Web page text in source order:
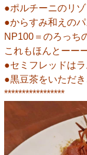
●ポルチーニのリゾ
●からすみ和えのパ
NP100＝のろっち
これもほんとーー
●セミフレッドはラ
●黒豆茶をいただ
*****************